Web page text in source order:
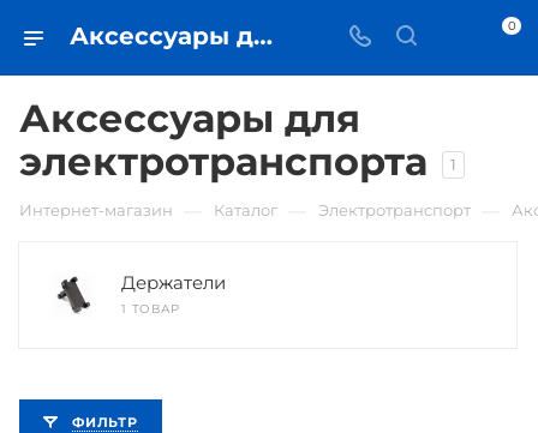
Аксессуары для электротранспорта • купить в Самаре по низкой цене - iЧехол 0
Аксессуары для
электротранспорта
1
Интернет-магазин Каталог Электротранспорт
Держатели
1 ТОВАР
ФИЛЬТР